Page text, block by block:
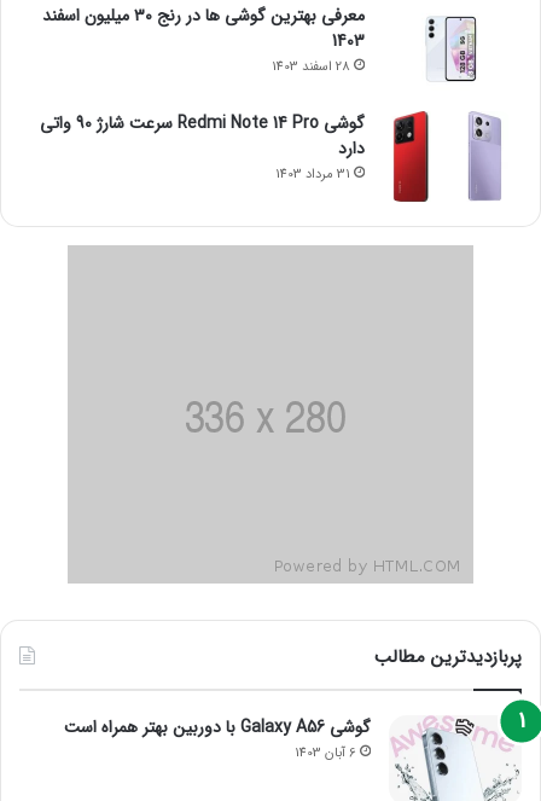
معرفی بهترین گوشی ها در رنج ۳۰ میلیون اسفند
1403
28 اسفند 1403
گوشی Redmi Note 14 Pro سرعت شارژ 90 واتی
دارد
31 مرداد 1403
پربازدیدترین مطالب
گوشی Galaxy A56 با دوربین بهتر همراه است
6 آبان 1403